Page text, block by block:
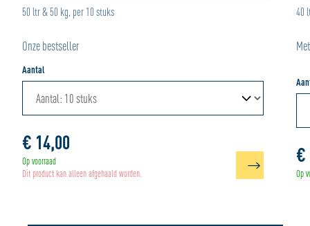
50 ltr & 50 kg, per 10 stuks
Onze bestseller
Aantal
€ 14,00
Op voorraad
Dit product kan alleen afgehaald worden.
40
€
Op